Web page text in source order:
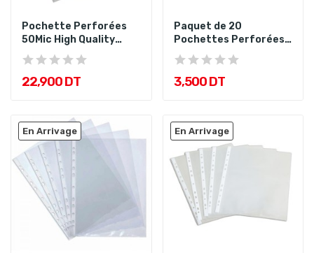
Pochette Perforées
50Mic High Quality
Oxford...
22,900 DT
Paquet de 20
Pochettes Perforées
50Mic
3,500 DT
En Arrivage En Arrivage